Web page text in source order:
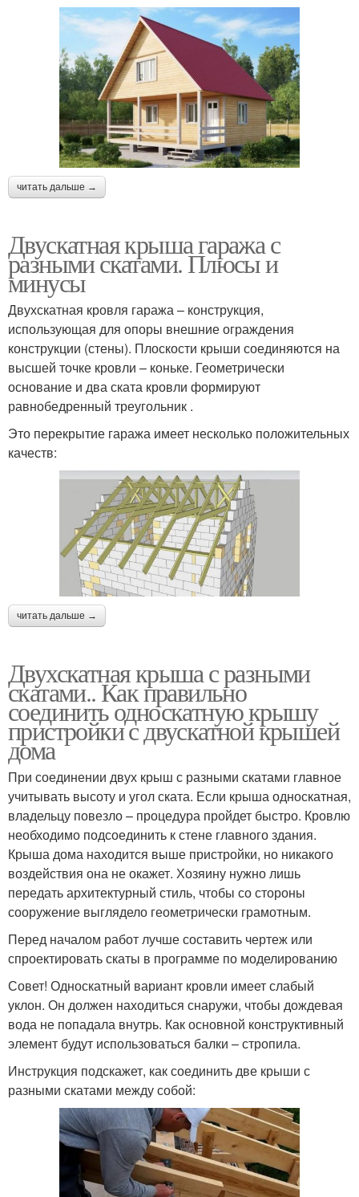
читать дальше →
Двускатная крыша гаража с
разными скатами. Плюсы и
минусы
Двухскатная кровля гаража – конструкция,
использующая для опоры внешние ограждения
конструкции (стены). Плоскости крыши соединяются на
высшей точке кровли – коньке. Геометрически
основание и два ската кровли формируют
равнобедренный треугольник .
Это перекрытие гаража имеет несколько положительных
качеств:
читать дальше →
Двухскатная крыша с разными
скатами.. Как правильно
соединить односкатную крышу
пристройки с двускатной крышей
дома
При соединении двух крыш с разными скатами главное
учитывать высоту и угол ската. Если крыша односкатная,
владельцу повезло – процедура пройдет быстро. Кровлю
необходимо подсоединить к стене главного здания.
Крыша дома находится выше пристройки, но никакого
воздействия она не окажет. Хозяину нужно лишь
передать архитектурный стиль, чтобы со стороны
сооружение выглядело геометрически грамотным.
Перед началом работ лучше составить чертеж или
спроектировать скаты в программе по моделированию
Совет! Односкатный вариант кровли имеет слабый
уклон. Он должен находиться снаружи, чтобы дождевая
вода не попадала внутрь. Как основной конструктивный
элемент будут использоваться балки – стропила.
Инструкция подскажет, как соединить две крыши с
разными скатами между собой: